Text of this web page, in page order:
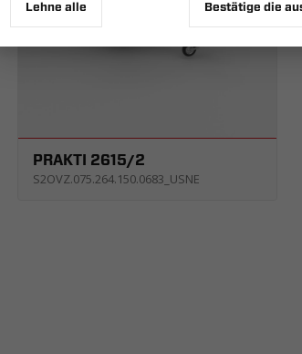
PRAKTI 2615/2
S2OVZ.075.264.150.0683_USNE
Lehne alle Bestätige die